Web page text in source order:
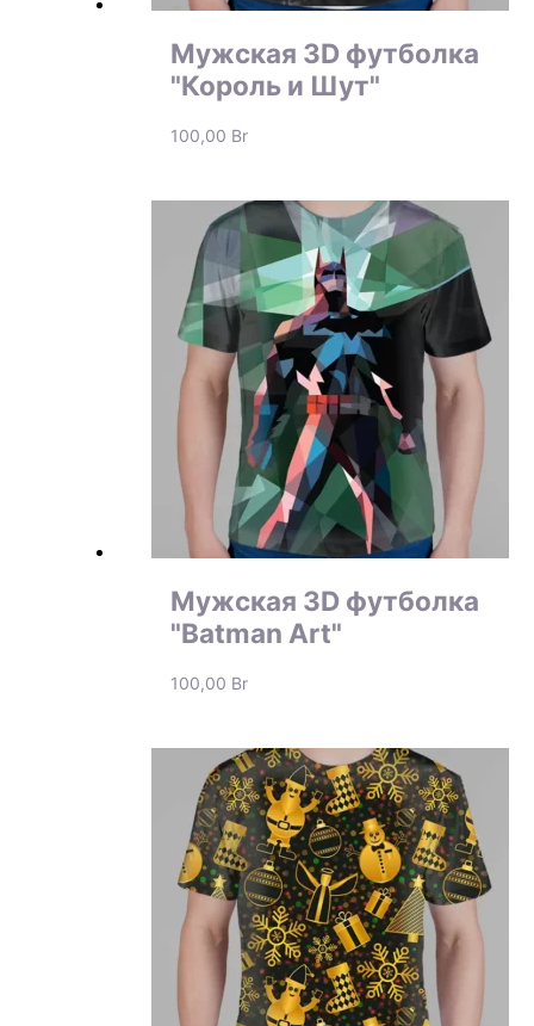
Мужская 3D футболка
"Король и Шут"
100,00 Br
Мужская 3D футболка
"Batman Art"
100,00 Br